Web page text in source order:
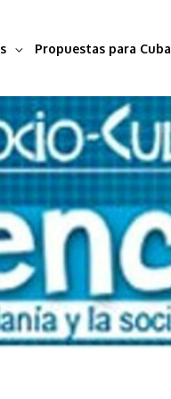
Propuestas para Cuba